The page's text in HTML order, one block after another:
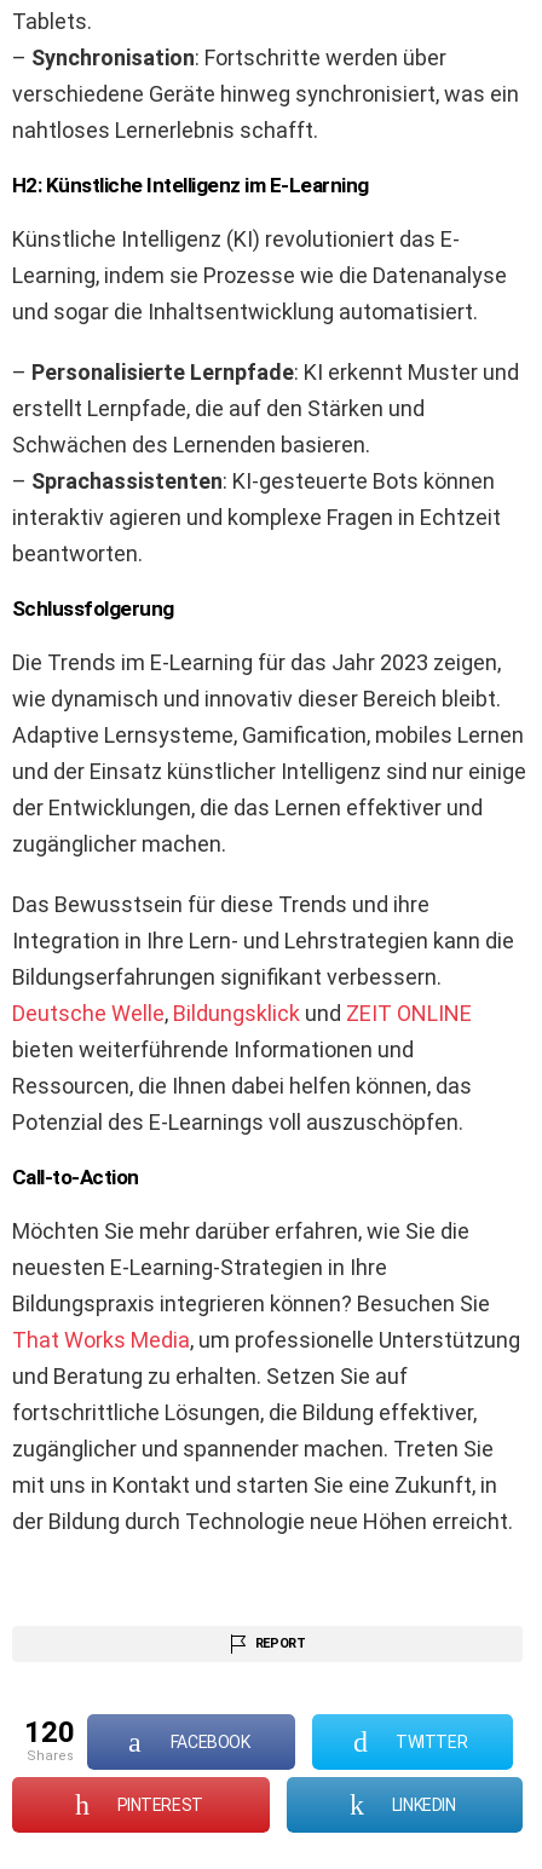
Tablets.
– Synchronisation: Fortschritte werden über
verschiedene Geräte hinweg synchronisiert, was ein
nahtloses Lernerlebnis schafft.
H2: Künstliche Intelligenz im E-Learning
Künstliche Intelligenz (KI) revolutioniert das E-
Learning, indem sie Prozesse wie die Datenanalyse
und sogar die Inhaltsentwicklung automatisiert.
– Personalisierte Lernpfade: KI erkennt Muster und
erstellt Lernpfade, die auf den Stärken und
Schwächen des Lernenden basieren.
– Sprachassistenten: KI-gesteuerte Bots können
interaktiv agieren und komplexe Fragen in Echtzeit
beantworten.
Schlussfolgerung
Die Trends im E-Learning für das Jahr 2023 zeigen,
wie dynamisch und innovativ dieser Bereich bleibt.
Adaptive Lernsysteme, Gamification, mobiles Lernen
und der Einsatz künstlicher Intelligenz sind nur einige
der Entwicklungen, die das Lernen effektiver und
zugänglicher machen.
Das Bewusstsein für diese Trends und ihre
Integration in Ihre Lern- und Lehrstrategien kann die
Bildungserfahrungen signifikant verbessern.
Deutsche Welle, Bildungsklick und ZEIT ONLINE
bieten weiterführende Informationen und
Ressourcen, die Ihnen dabei helfen können, das
Potenzial des E-Learnings voll auszuschöpfen.
Call-to-Action
Möchten Sie mehr darüber erfahren, wie Sie die
neuesten E-Learning-Strategien in Ihre
Bildungspraxis integrieren können? Besuchen Sie
That Works Media, um professionelle Unterstützung
und Beratung zu erhalten. Setzen Sie auf
fortschrittliche Lösungen, die Bildung effektiver,
zugänglicher und spannender machen. Treten Sie
mit uns in Kontakt und starten Sie eine Zukunft, in
der Bildung durch Technologie neue Höhen erreicht.
REPORT
120
shares
FACEBOOK TWITTER
PINTEREST LINKEDIN